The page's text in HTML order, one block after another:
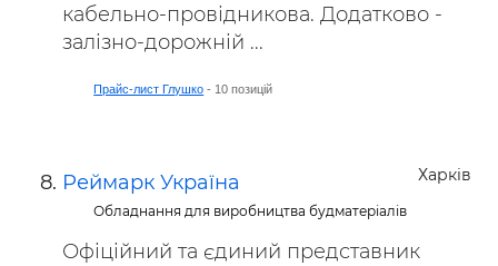
кабельно-провідникова. Додатково -
залізно-дорожній ...
Прайс-лист Глушко - 10 позицій
Харків
Реймарк Україна
Обладнання для виробництва будматеріалів
Офіційний та єдиний представник